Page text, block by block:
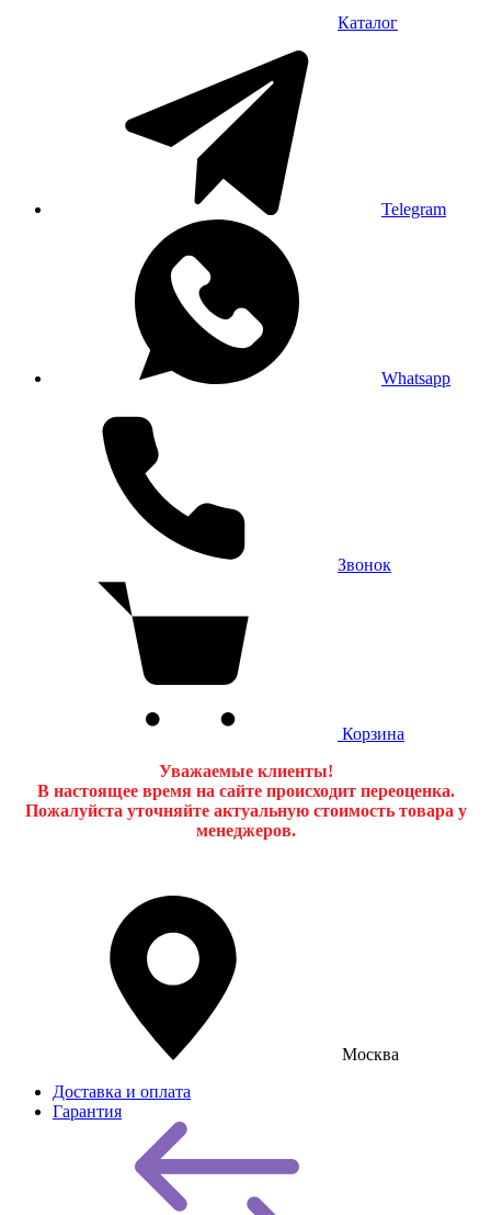
Каталог
Telegram
Whatsapp
Звонок
Корзина
Уважаемые клиенты!
В настоящее время на сайте происходит переоценка.
Пожалуйста уточняйте актуальную стоимость товара у
менеджеров.
Москва
Доставка и оплата
Гарантия